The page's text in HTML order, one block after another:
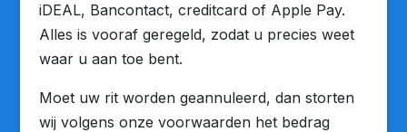
iDEAL, Bancontact, creditcard of Apple Pay.
Alles is vooraf geregeld, zodat u precies weet
waar u aan toe bent.
Moet uw rit worden geannuleerd, dan storten
wij volgens onze voorwaarden het bedrag